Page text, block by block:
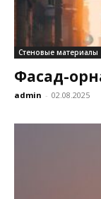
Стеновые материалы
Фасад-
admin - 02.08.2025